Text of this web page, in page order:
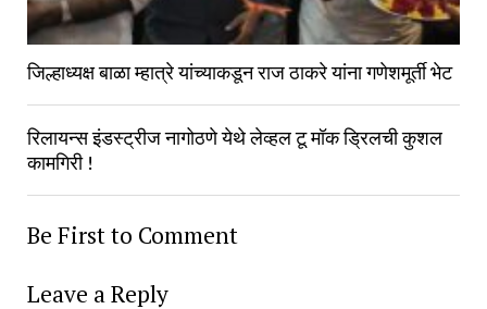
जिल्हाध्यक्ष बाळा म्हात्रे यांच्याकडून राज ठाकरे यांना गणेशमूर्ती भेट
रिलायन्स इंडस्ट्रीज नागोठणे येथे लेव्हल टू मॉक ड्रिलची कुशल
कामगिरी !
Be First to Comment
Leave a Reply